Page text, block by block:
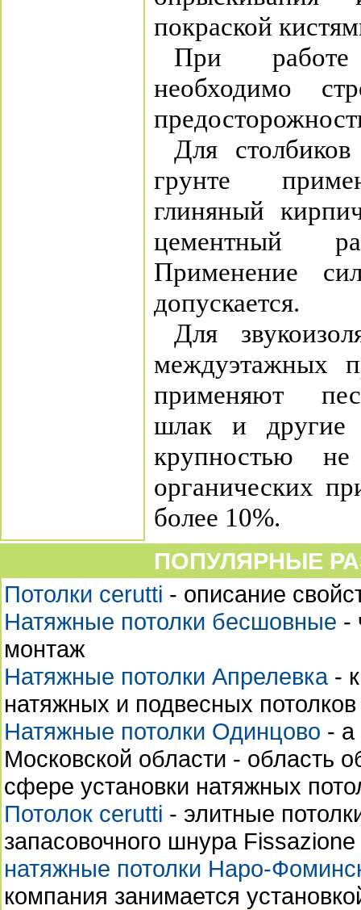
покраской
При
необходимо
Для
грунте
глиняный
цементный
Применение
допускается.
Для
междуэтажных
применяют
шлак и другие
крупностью
органических
более 10%.
ПОПУЛЯРНЫЕ
Потолки cerutti - описание
Натяжные потолки бесшовные -
монтаж
Натяжные потолки Апрелевка-
натяжных и подвесных потолков
Натяжные потолки Одинцово - а
Московской области - область
сфере установки натяжных
Потолок cerutti - элитные
запасовочного шнура
натяжные потолки Наро-
компания занимается